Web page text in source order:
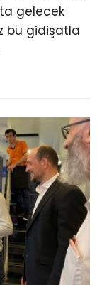
gelecek
bu gidişatla